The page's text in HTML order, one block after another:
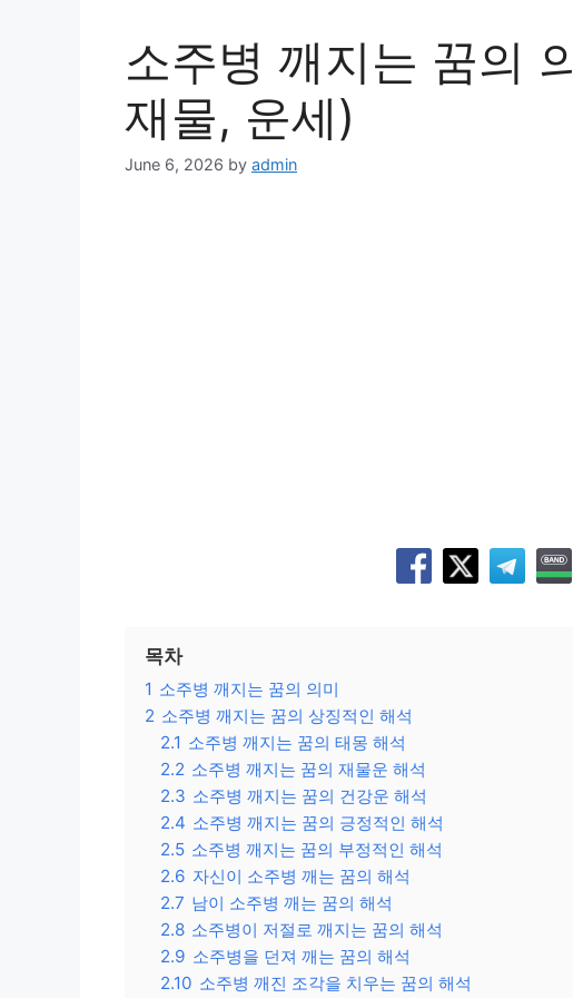
소주병 깨지는 꿈의
재물, 운세)
June 6, 2026 by admin
목차
1 소주병 깨지는 꿈의 의미
2 소주병 깨지는 꿈의 상징적인 해석
2.1 소주병 깨지는 꿈의 태몽 해석
2.2 소주병 깨지는 꿈의 재물운 해석
2.3 소주병 깨지는 꿈의 건강운 해석
2.4 소주병 깨지는 꿈의 긍정적인 해석
2.5 소주병 깨지는 꿈의 부정적인 해석
2.6 자신이 소주병 깨는 꿈의 해석
2.7 남이 소주병 깨는 꿈의 해석
2.8 소주병이 저절로 깨지는 꿈의 해석
2.9 소주병을 던져 깨는 꿈의 해석
2.10 소주병 깨진 조각을 치우는 꿈의 해석